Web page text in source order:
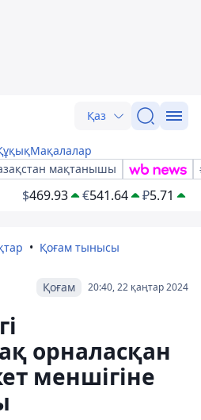
Қаз
Мақалалар
мақтанышы
$469.93 €541.64 ₽5.71
Қоғам тынысы
20:40, 22 қаңтар 2024
Қоғам
орналасқан
меншігіне